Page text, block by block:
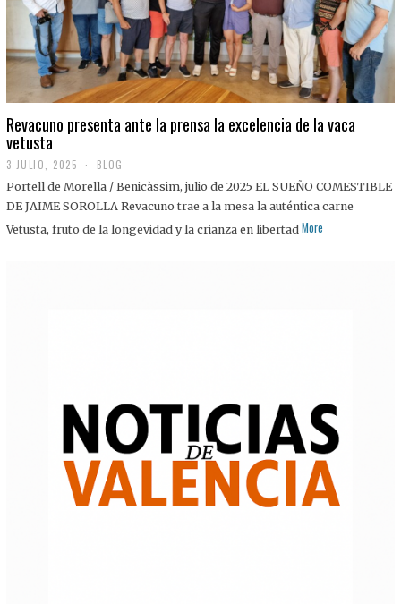
Revacuno presenta ante la prensa la excelencia de la vaca
vetusta
3 JULIO, 2025
J
U
I
BLOG
Portell de Morella / Benicàssim, julio de 2025 EL SUEÑO COMESTIBLE
DE JAIME SOROLLA Revacuno trae a la mesa la auténtica carne
Vetusta, fruto de la longevidad y la crianza en libertad More